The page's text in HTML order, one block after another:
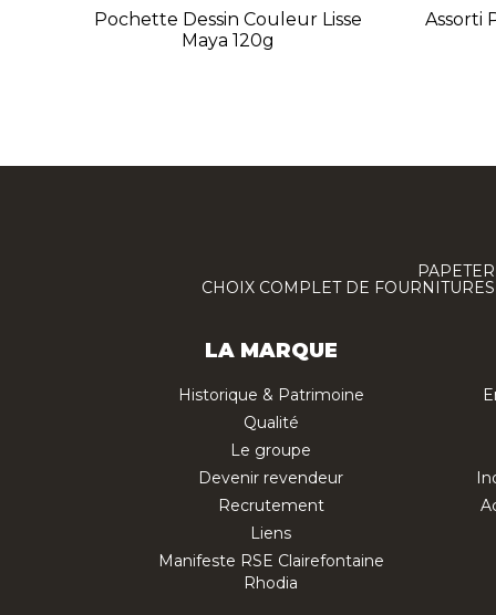
Pochette Dessin Couleur Lisse
Maya 120g
Assorti
CHOIX COMPLET DE
LA MARQUE
Historique & Patrimoine
Qualité
Le groupe
Devenir revendeur
Recrutement
Liens
Manifeste RSE Clairefontaine
Rhodia